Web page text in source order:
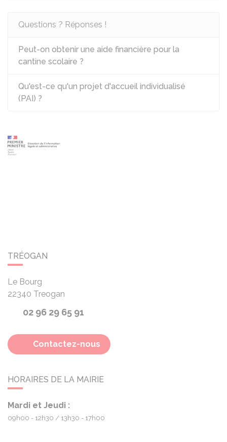
Questions ? Réponses !
Peut-on obtenir une aide financière pour la
cantine scolaire ?
Qu'est-ce qu'un projet d'accueil individualisé
(PAI) ?
TRÉOGAN
Le Bourg
22340 Treogan
02 96 29 65 91
Contactez-nous
HORAIRES DE LA MAIRIE
Mardi et Jeudi :
09h00 - 12h30 13h30 - 17h00